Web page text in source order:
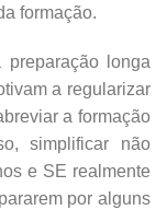
formação.
longa
a regularizar
a formação
simplificar não
e SE realmente
por alguns